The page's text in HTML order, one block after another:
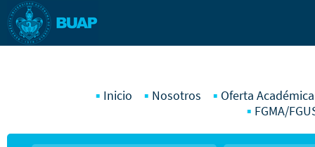
Inicio Nosotros
Oferta Académica
FGMA/